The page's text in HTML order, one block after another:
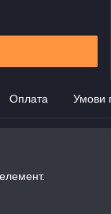
Оплата Умови